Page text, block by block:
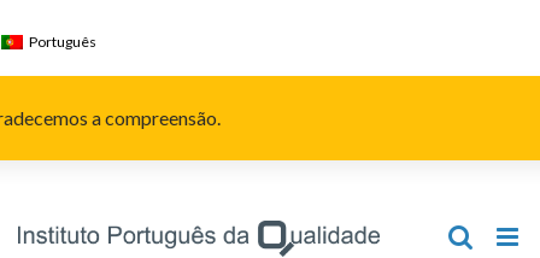
to
Português
a compreensão.